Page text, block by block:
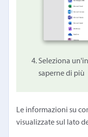
Seleziona
saperne di più
Le informazioni su
visualizzate sul lato